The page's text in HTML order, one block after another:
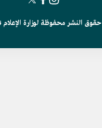
حقوق النشر محفوظة لوزارة الإعلام 2026